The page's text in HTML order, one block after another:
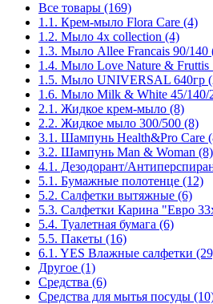
Все товары (169)
1.1. Крем-мыло Flora Care (4)
1.2. Мыло 4х collection (4)
1.3. Мыло Allee Francais 90/140
1.4. Мыло Love Nature & Fruttis
1.5. Мыло UNIVERSAL 640гр
1.6. Мыло Milk & White 45/140/
2.1. Жидкое крем-мыло (8)
2.2. Жидкое мыло 300/500 (8)
3.1. Шампунь Health&Pro Care
3.2. Шампунь Man & Woman (8)
4.1. Дезодорант/
5.1. Бумажные полотенце (12)
5.2. Салфетки вытяжные (6)
5.3. Салфетки Карина "Евро
5.4. Туалетная бумага (6)
5.5. Пакеты (16)
6.1. YES Влажные салфетки
Другое (1)
Средства (6)
Средства для мытья посуды